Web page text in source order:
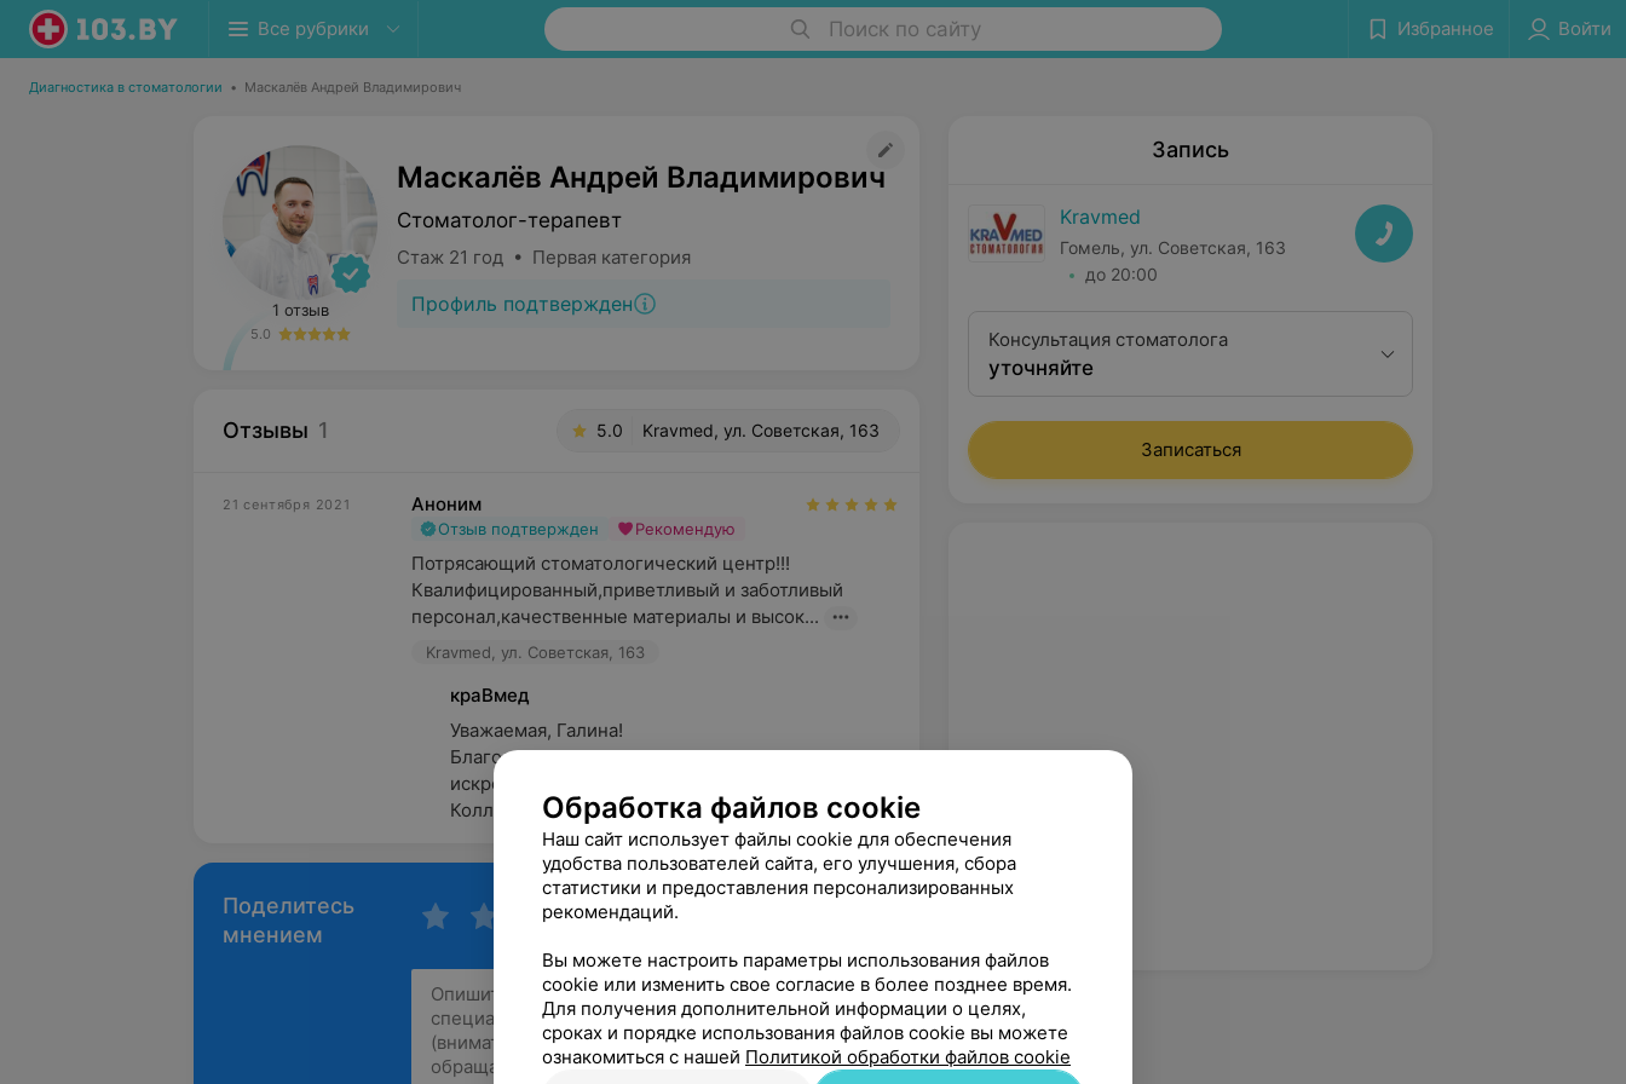
Все рубрики Поиск по сайту Избранное Войти
Диагностика в стоматологии • Маскалёв Андрей Владимирович
1 отзыв
5.0
Маскалёв Андрей Владимирович
Стоматолог-терапевт
Стаж 21 год • Первая категория
Профиль подтвержден
Отзывы 1 5.0 Kravmed, ул. Советская, 163
21 сентября 2021 Аноним
Отзыв подтвержден Рекомендую
Потрясающий стоматологический центр!!!
Квалифицированный,приветливый и заботливый
персонал,качественные материалы и высок...
Kravmed, ул. Советская, 163
краВмед
Уважаемая, Галина!
Благодарим Вас за такой душевный, теплый и
искренний отзыв!
Коллективу стоматологии Kravmed безумно...
Поделитесь
мнением
Запись
Kravmed
Гомель, ул. Советская, 163
до 20:00
Консультация стоматолога
уточняйте
Записаться
Обработка файлов cookie
Наш сайт использует файлы cookie для обеспечения
удобства пользователей сайта, его улучшения, сбора
статистики и предоставления персонализированных
рекомендаций.
Вы можете настроить параметры использования файлов
cookie или изменить свое согласие в более позднее время.
Для получения дополнительной информации о целях,
сроках и порядке использования файлов cookie вы можете
ознакомиться с нашей Политикой обработки файлов cookie